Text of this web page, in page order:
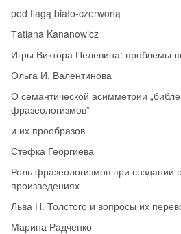
pod flagą biało‑czerwoną
Тatiana Kananowicz
Игры Виктора Пелевина: проблемы
Ольга И. Валентинова
О семантической асимметрии
фразеологизмов”
и их прообразов
Стефка Георгиева
Роль фразеологизмов при создании
произведениях
Льва Н. Толстого и вопросы их
Марина Радченко